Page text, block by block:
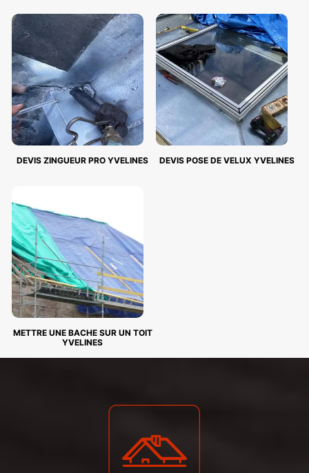
DEVIS ZINGUEUR PRO YVELINES DEVIS POSE DE VELUX YVELINES
METTRE UNE BACHE SUR UN TOIT
YVELINES